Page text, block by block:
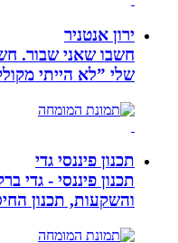
ירון אנטניר
חשבו שאני שבור.
שלי ”לא הייתי
תכנון פיננסי גדי
והשקעות, תכנון